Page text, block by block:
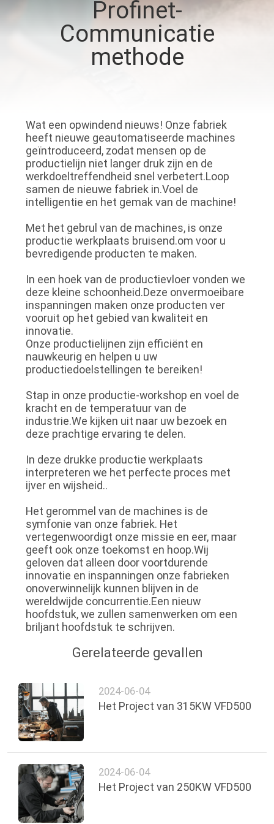
NEEM
CONTACT
NIEUWS
GEVALLEN
VRAAG
EEN
OFFERTE
SITEMAP
PRIVACYBELEID
Profinet-
Communicatie
methode
Wat een opwindend nieuws! Onze fabriek
heeft nieuwe geautomatiseerde machines
geïntroduceerd, zodat mensen op de
productielijn niet langer druk zijn en de
werkdoeltreffendheid snel verbetert.Loop
samen de nieuwe fabriek in.Voel de
intelligentie en het gemak van de machine!
Met het gebrul van de machines, is onze
productie werkplaats bruisend.om voor u
bevredigende producten te maken.
In een hoek van de productievloer vonden we
deze kleine schoonheid.Deze onvermoeibare
inspanningen maken onze producten ver
vooruit op het gebied van kwaliteit en
innovatie.
Onze productielijnen zijn efficiënt en
nauwkeurig en helpen u uw
productiedoelstellingen te bereiken!
Stap in onze productie-workshop en voel de
kracht en de temperatuur van de
industrie.We kijken uit naar uw bezoek en
deze prachtige ervaring te delen.
In deze drukke productie werkplaats
interpreteren we het perfecte proces met
ijver en wijsheid..
Het gerommel van de machines is de
symfonie van onze fabriek. Het
vertegenwoordigt onze missie en eer, maar
geeft ook onze toekomst en hoop.Wij
geloven dat alleen door voortdurende
innovatie en inspanningen onze fabrieken
onoverwinnelijk kunnen blijven in de
wereldwijde concurrentie.Een nieuw
hoofdstuk, we zullen samenwerken om een
briljant hoofdstuk te schrijven.
Gerelateerde gevallen
2024-06-04
Het Project van 315KW VFD500
2024-06-04
Het Project van 250KW VFD500